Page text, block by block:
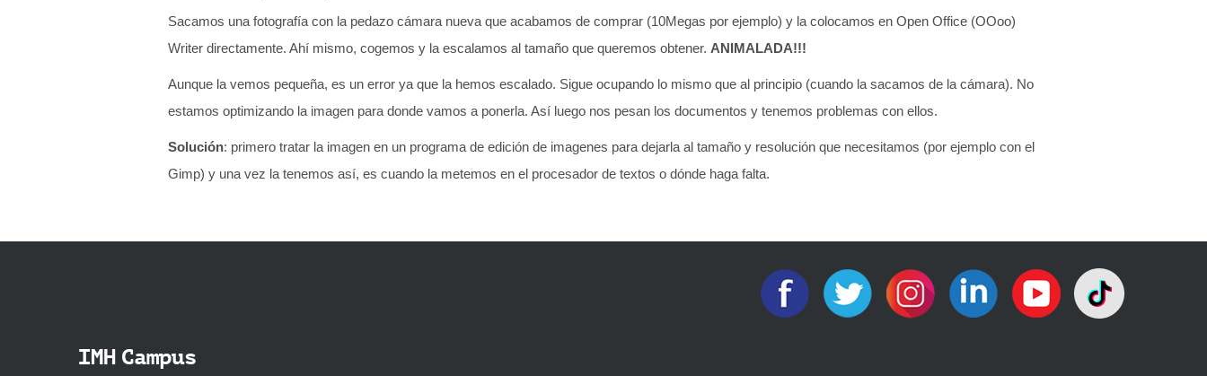
Sacamos una fotografía con la pedazo cámara nueva que acabamos de comprar (10Megas por ejemplo) y la colocamos en Open Office (OOoo)
Writer directamente. Ahí mismo, cogemos y la escalamos al tamaño que queremos obtener. ANIMALADA!!!
Aunque la vemos pequeña, es un error ya que la hemos escalado. Sigue ocupando lo mismo que al principio (cuando la sacamos de la cámara). No
estamos optimizando la imagen para donde vamos a ponerla. Así luego nos pesan los documentos y tenemos problemas con ellos.
Solución: primero tratar la imagen en un programa de edición de imagenes para dejarla al tamaño y resolución que necesitamos (por ejemplo con el
Gimp) y una vez la tenemos así, es cuando la metemos en el procesador de textos o dónde haga falta.
IMH Campus